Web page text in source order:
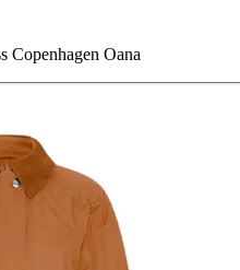
Copenhagen Oana